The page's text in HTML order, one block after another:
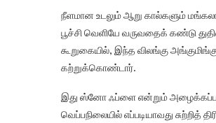
நீளமான உடலும் ஆறு கால்களும்
பூச்சி வெளியே வருவதைக் கண்டு
கூறுகையில், இந்த விலங்கு
கற்றுக்கொண்டார்.
இது ஸ்னோ ஃப்ளை என்றும்
வெப்பநிலையில் எப்படியாவது